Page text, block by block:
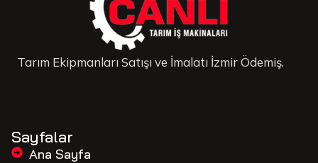
Tarım Ekipmanları Satışı ve İmalatı İzmir Ödemiş.
Sayfalar
Ana Sayfa